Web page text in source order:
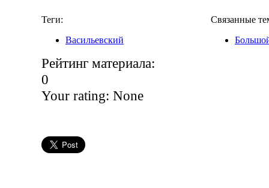
Теги:
Васильевский
Связанные
Рейтинг материала:
0
Your rating: None